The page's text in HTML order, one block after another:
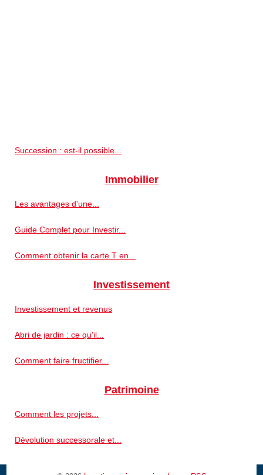
Succession : est-il possible...
Immobilier
Les avantages d'une...
Guide Complet pour Investir...
Comment obtenir la carte T en...
Investissement
Investissement et revenus
Abri de jardin : ce qu'il...
Comment faire fructifier...
Patrimoine
Comment les projets...
Dévolution successorale et...